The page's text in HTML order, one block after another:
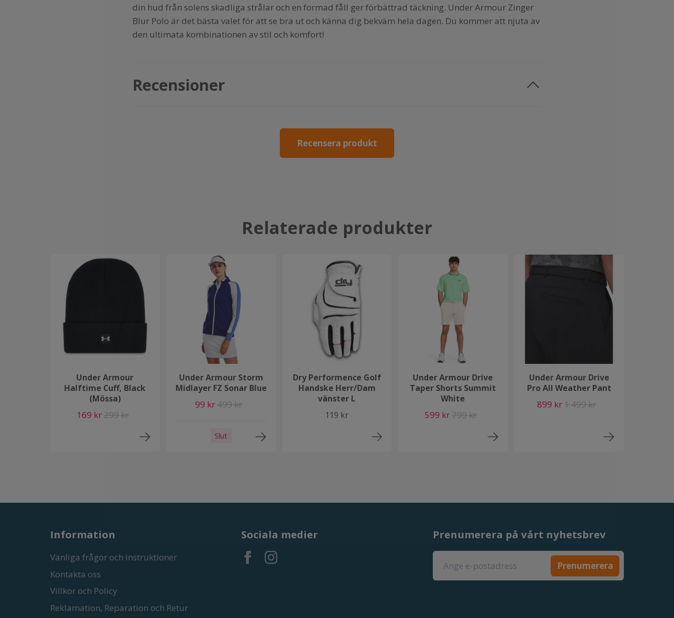
din hud från solens skadliga strålar och en formad fåll ger förbättrad täckning. Under Armour Zinger
Blur Polo är det bästa valet för att se bra ut och känna dig bekväm hela dagen. Du kommer att njuta av
den ultimata kombinationen av stil och komfort!
Recensioner
Recensera produkt
Relaterade produkter
Under Armour
Halftime Cuff, Black
(Mössa)
169 kr299 kr
Under Armour Storm
Midlayer FZ Sonar Blue
99 kr 499 kr
Slut
Dry Performence Golf
Handske Herr/Dam
vänster L
119 kr
Under Armour Drive
Taper Shorts Summit
White
599 kr799 kr
Under Armour Drive
Pro All Weather Pant
899 kr 1 499 kr
Information
Vanliga frågor och instruktioner
Kontakta oss
Villkor och Policy
Reklamation, Reparation och Retur
Sociala medier Prenumerera på vårt nyhetsbrev
Prenumerera